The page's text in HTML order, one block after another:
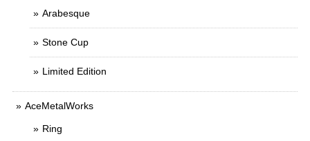
Arabesque
Stone Cup
Limited Edition
AceMetalWorks
Ring